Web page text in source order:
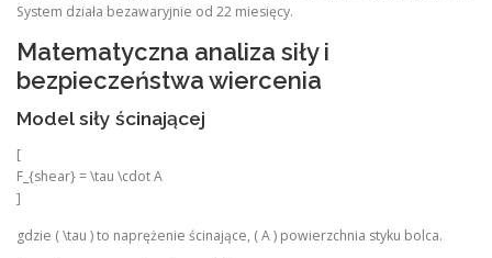
System działa bezawaryjnie od 22 miesięcy.
Matematyczna analiza siły i
bezpieczeństwa wiercenia
Model siły ścinającej
[
F_{shear} = \tau \cdot A
]
gdzie ( \tau ) to naprężenie ścinające, ( A ) powierzchnia styku bolca.